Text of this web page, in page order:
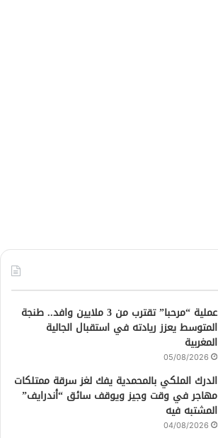
عملية “مرحبا” تقترب من 3 ملايين وافد.. طنجة
المتوسط يعزز ريادته في استقبال الجالية
المغربية
05/08/2026
الدرك الملكي بالمحمدية يفك لغز سرقة ممتلكات
مهاجر في وقت وجيز ويوقف سائق “أندرايف”
المشتبه فيه
04/08/2026